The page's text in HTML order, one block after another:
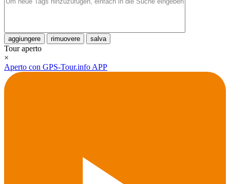
aggiungere rimuovere salva
Tour aperto
×
Aperto con GPS-Tour.info APP